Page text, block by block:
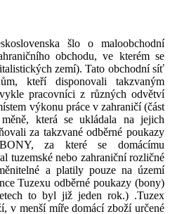
šlo o maloobchodní
obchodu, ve kterém se
zemí). Tato obchodní síť
kteří disponovali takzvaným
pracovníci z různých odvětví
výkonu práce v zahraničí (část
která se ukládala na jejich
za takzvané odběrné poukazy
za které se domácímu
tuzemské nebo zahraniční rozličné
a platily pouze na území
Tuzexu odběrné poukazy (bony)
to byl již jeden rok.) .Tuzex
v menší míře domácí zboží určené